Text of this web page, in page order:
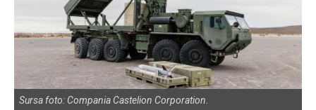
Sursa foto: Compania Castelion Corporation.